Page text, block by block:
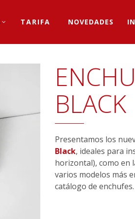
TARIFA NOVEDADES
BLACK
Presentamos los
Black, ideales para
horizontal), como en
varios modelos más
catálogo de enchufes.